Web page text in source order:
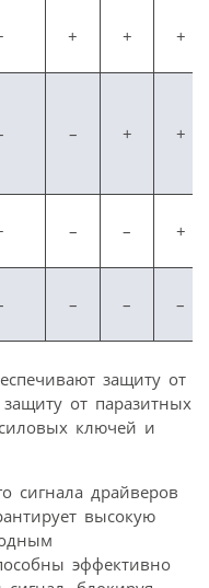
+ + +
– + +
– – +
– – –
защиту от
от паразитных
ключей и
сигнала драйверов
высокую
эффективно